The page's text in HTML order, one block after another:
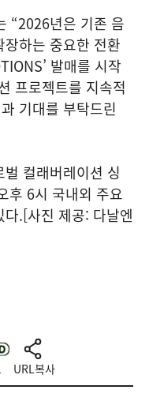
“2026년은 기존 음
하는 중요한 전환
발매를 시작
프로젝트를 지속적
기대를 부탁드린
컬래버레이션 싱
후 6시 국내외 주요
.[사진 제공: 다날엔
URL복사